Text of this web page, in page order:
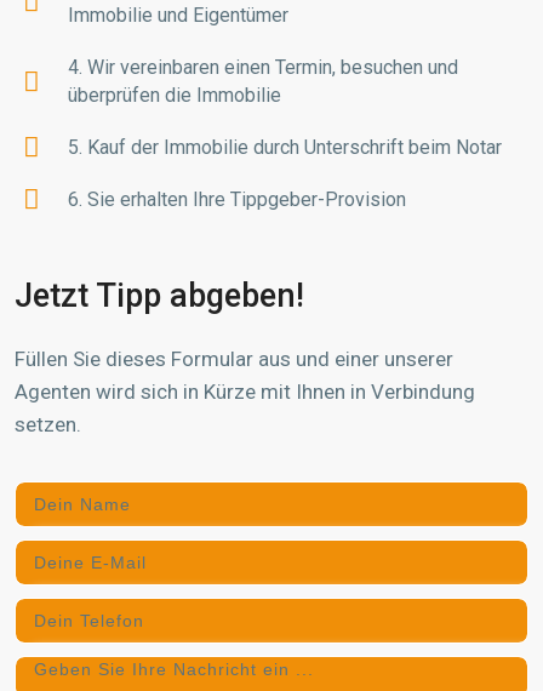
Immobilie und Eigentümer
4. Wir vereinbaren einen Termin, besuchen und
überprüfen die Immobilie
5. Kauf der Immobilie durch Unterschrift beim Notar
6. Sie erhalten Ihre Tippgeber-Provision
Jetzt Tipp abgeben!
Füllen Sie dieses Formular aus und einer unserer
Agenten wird sich in Kürze mit Ihnen in Verbindung
setzen.